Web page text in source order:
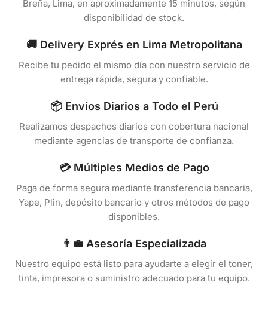
Breña, Lima, en aproximadamente 15 minutos, según
disponibilidad de stock.
🚚 Delivery Exprés en Lima Metropolitana
Recibe tu pedido el mismo día con nuestro servicio de
entrega rápida, segura y confiable.
📦 Envíos Diarios a Todo el Perú
Realizamos despachos diarios con cobertura nacional
mediante agencias de transporte de confianza.
💳 Múltiples Medios de Pago
Paga de forma segura mediante transferencia bancaria,
Yape, Plin, depósito bancario y otros métodos de pago
disponibles.
👨‍💼 Asesoría Especializada
Nuestro equipo está listo para ayudarte a elegir el toner,
tinta, impresora o suministro adecuado para tu equipo.